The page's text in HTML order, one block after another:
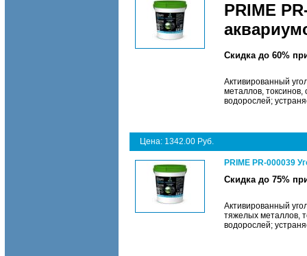
PRIME
Скидка до 60%
Активированный
металлов,
водорослей;
Цена: 1342.00 Руб.
PRIME PR-000039
Скидка до 75%
Активированный
тяжелых металлов,
водорослей;